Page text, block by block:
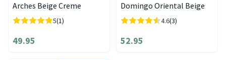
Arches Beige Creme
5(1)
49.95
Domingo Oriental Beige
4.6(3)
52.95